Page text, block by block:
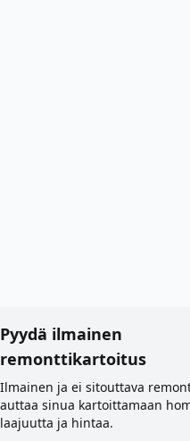
Pyydä ilmainen
remonttikartoitus
Ilmainen ja ei sitouttava
auttaa sinua kartoittamaan
laajuutta ja hintaa.